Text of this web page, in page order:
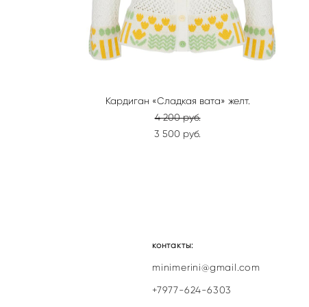
Кардиган «Сладкая вата» желт.
4 200 pуб.
3 500 pуб.
контакты:
minimerini@gmail.com
+7977-624-6303